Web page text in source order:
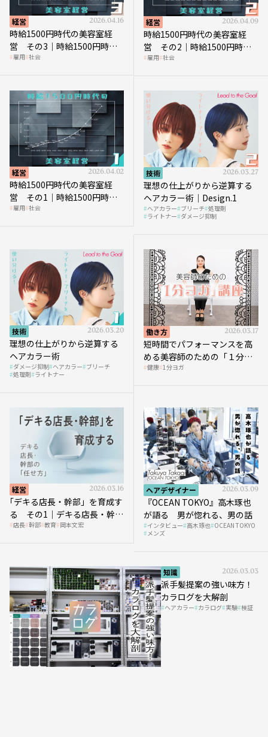
経営 2026.04.16
時給1500円時代の美容室経
営 その3｜時給1500円時
代、美容業はどのような影響
雇用 社会
経営 2026.04.09
時給1500円時代の美容室経
営 その2｜時給1500円時代
に支払う給与はいくらなのか
雇用 社会
経営 2026.04.02
時給1500円時代の美容室経
営 その1｜時給1500円時代
へ向かう社会的背景
雇用 社会
技術 2026.03.27
理想の仕上がりから逆算する
ヘアカラー術｜Design.1
ヘアカラー ブリーチ 処理剤
ライトナー ダメージ抑制
技術 2026.03.20
理想の仕上がりから逆算する
ヘアカラー術
ダメージ抑制 ヘアカラー ブリーチ
処理剤 ライトナー
働き方 2026.03.17
短時間でパフォーマンスを高
める美容師のための「１分ヨ
ガ」講座｜実践編
健康 1分ヨガ
経営 2026.03.16
｢デキる店長・幹部」を育成す
る その1｜デキる店長・幹部
の「任せ方」
店長 幹部 教育 岡本文宏
ヘアデザイナー 2026.03.09
『OCEAN TOKYO』高木琢也
が語る 男が惚れる、男の話
インタビュー 高木琢也 OCEAN TOKYO
メンズ
知識 2026.03.03
派手髪提案の強い味方！
カラログを大解剖
ヘアカラー カラログ 実験 検証